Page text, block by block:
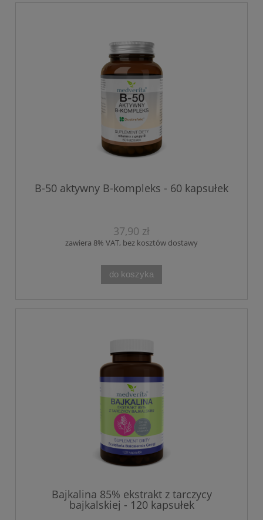
B-50 aktywny B-kompleks - 60 kapsułek
37,90 zł
zawiera 8% VAT, bez kosztów dostawy
do koszyka
Bajkalina 85% ekstrakt z tarczycy
bajkalskiej - 120 kapsułek